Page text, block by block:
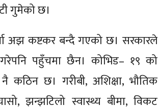
गुमेको छ।
अझ कष्टकर बन्दै गएको छ। सरकारले
पहुँचमा छैन। कोभिड– १९ को
कठिन छ। गरीबी, अशिक्षा, भौतिक
झन्झटिलो स्वास्थ्य बीमा, विकट